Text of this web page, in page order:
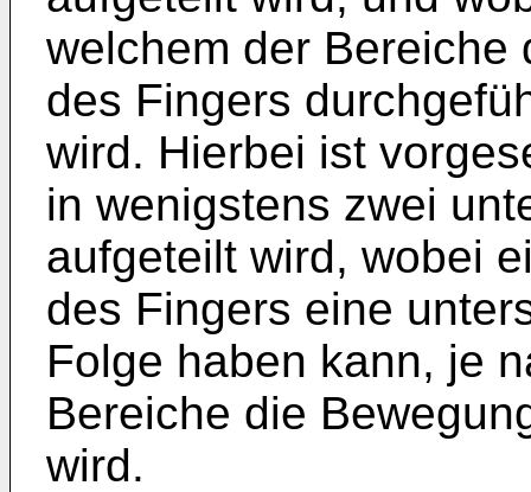
welchem der Bereiche
des Fingers
wird. Hierbei ist
in wenigstens zwei
aufgeteilt wird, wobei
des Fingers eine
Folge haben kann, je
Bereiche die
wird.